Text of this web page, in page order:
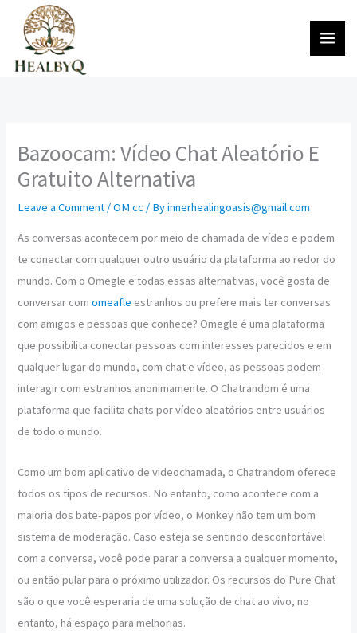
content
Bazoocam: Vídeo Chat Aleatório E
Gratuito Alternativa
Leave a Comment /OM cc / Byinnerhealingoasis@gmail.com
As conversas acontecem por meio de chamada de vídeo e podem
te conectar com qualquer outro usuário da plataforma ao redor do
mundo. Com o Omegle e todas essas alternativas, você gosta de
conversar comomeafle estranhos ou prefere mais ter conversas
com amigos e pessoas que conhece? Omegle é uma plataforma
que possibilita conectar pessoas com interesses parecidos e em
qualquer lugar do mundo, com chat e vídeo, as pessoas podem
interagir com estranhos anonimamente. O Chatrandom é uma
plataforma que facilita chats por vídeo aleatórios entre usuários
de todo o mundo.
Como um bom aplicativo de videochamada, o Chatrandom oferece
todos os tipos de recursos. No entanto, como acontece com a
maioria dos bate-papos por vídeo, o Monkey não tem um bom
sistema de moderação. Caso esteja se sentindo desconfortável
com a conversa, você pode parar a conversa a qualquer momento,
ou então pular para o próximo utilizador. Os recursos do Pure Chat
são o que você esperaria de uma solução de chat ao vivo, no
entanto, há espaço para melhorias.